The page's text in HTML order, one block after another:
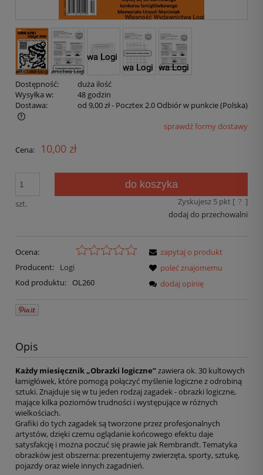
Dostępność:
duża ilość
Wysyłka w:
48 godzin
Dostawa:
od 9,00 zł- Pocztex 2.0 Odbiór w punkcie(Polska)
sprawdź formy dostawy
Cena: 10,00 zł
szt.
do koszyka
Zyskujesz 5pkt [ ? ]
dodaj do przechowalni
Ocena:
Producent:
Logi
Kod produktu:
OL260
zapytaj o produkt
poleć znajomemu
dodaj opinię
Opis
Każdy miesięcznik „Obrazki logiczne”zawiera ok. 30 kultowych
łamigłówek, które pomogą połączyć myślenie logiczne z odrobiną
sztuki. Znajduje się w tu jeden rodzaj zagadek - obrazki logiczne,
mające kilka poziomów trudności i występujące w różnych
wielkościach.
Grafiki do tych zagadek są tworzone przez profesjonalnych
artystów, dzięki czemu oglądanie końcowego efektu daje
satysfakcję i można poczuć się prawie jak Rembrandt. Tematyka
obrazków jest obszerna: prezentujemy zwierzęta, sporty, sztukę,
pojazdy oraz wiele innych zagadnień.